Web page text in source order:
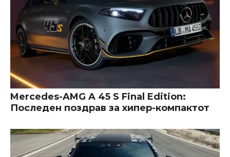
Mercedes-AMG A 45 S Final Edition:
Последен поздрав за хипер-компактот